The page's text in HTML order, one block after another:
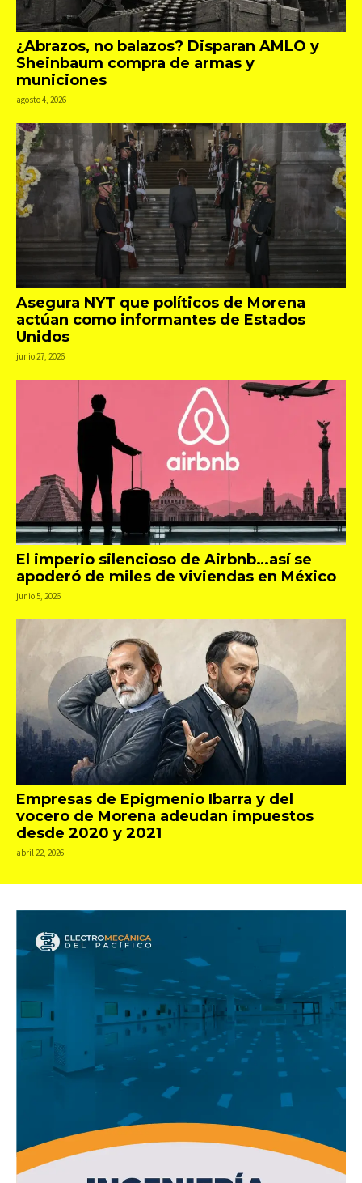
¿Abrazos, no balazos? Disparan AMLO y
Sheinbaum compra de armas y
municiones
agosto 4, 2026
Asegura NYT que políticos de Morena
actúan como informantes de Estados
Unidos
junio 27, 2026
El imperio silencioso de Airbnb…así se
apoderó de miles de viviendas en México
junio 5, 2026
Empresas de Epigmenio Ibarra y del
vocero de Morena adeudan impuestos
desde 2020 y 2021
abril 22, 2026